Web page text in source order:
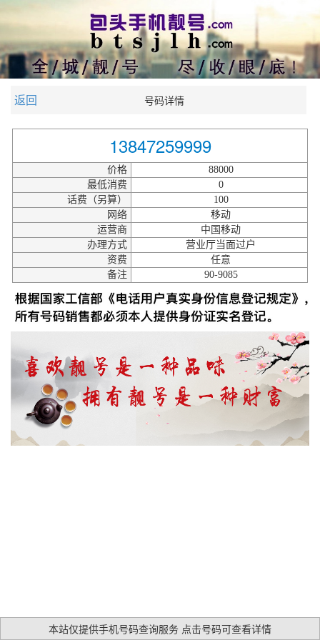
返回 号码详情
13847259999
价格
88000
最低消费
0
话费（另算）
100
网络
移动
运营商
中国移动
办理方式
营业厅当面过户
资费
任意
备注
90-9085
本站仅提供手机号码查询服务 点击号码可查看详情